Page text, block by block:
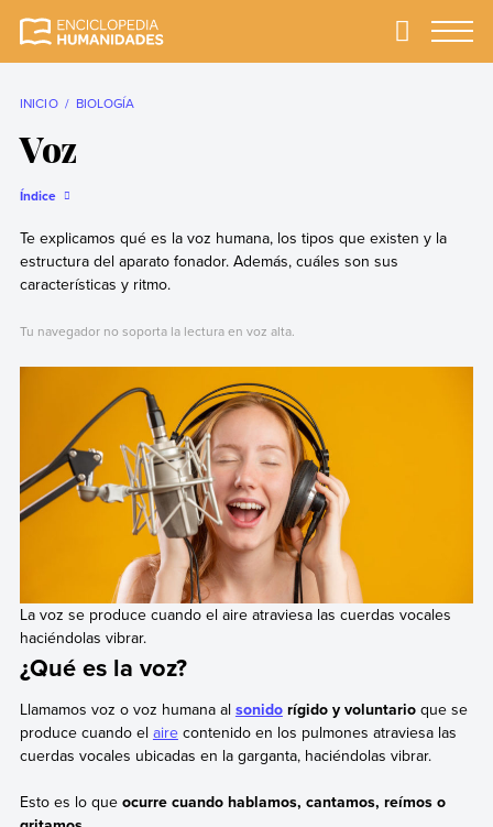
completa y más
Primary
INICIO BIOLOGÍA
Voz
Índice
Te explicamos qué es la voz humana, los tipos que existen y la
estructura del aparato fonador. Además, cuáles son sus
características y ritmo.
Tu navegador no soporta la lectura en voz alta.
La voz se produce cuando el aire atraviesa las cuerdas vocales
haciéndolas vibrar.
¿Qué es la voz?
Llamamos voz o voz humana al sonidorígido y voluntarioque se
produce cuando el airecontenido en los pulmones atraviesa las
cuerdas vocales ubicadas en la garganta, haciéndolas vibrar.
Esto es lo que ocurre cuando hablamos, cantamos, reímos o